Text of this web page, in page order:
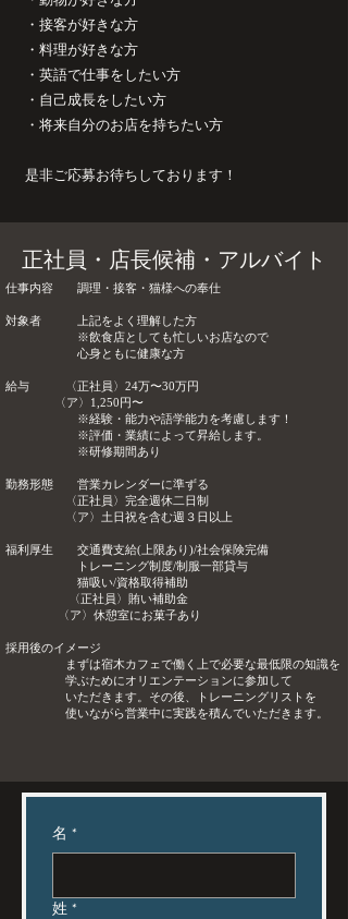
・ 接客が好きな方
・料理が好きな方
・英語で仕事をしたい方
​・自己成長をしたい方
・将来自分のお店を持ちたい方
是非ご応募お待ちしております！
​正社員・店長候補・アルバイト
仕事内容 調理・接客・猫様への奉仕
対象者 上記をよく理解した方
※飲食店としても忙しいお店なので
心身ともに健康な方
給与 〈正社員〉24万〜30万円
〈ア〉1,250円〜
※経験・能力や語学能力を考慮します！
※評価・業績によって昇給します。
※研修期間あり
勤務形態 営業カレンダーに準ずる
〈正社員〉完全週休二日制
〈ア〉土日祝を含む週３日以
福利厚生 交通費支給(上限あり)/社会保険完備
トレーニング制度/制服一部貸与
猫吸い/資格取得補助
〈正社員〉賄い補助金
〈ア〉休憩室にお菓子あり
採用後のイメージ
まずは宿木カフェで働く上で必要な最低限の知識を
学ぶためにオリエンテーションに参加して
いただきます。 その後、トレーニングリストを
使いながら営業中に実践を積んでいただきます。
名 *
姓 *